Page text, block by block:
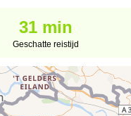
31 min
Geschatte reistijd